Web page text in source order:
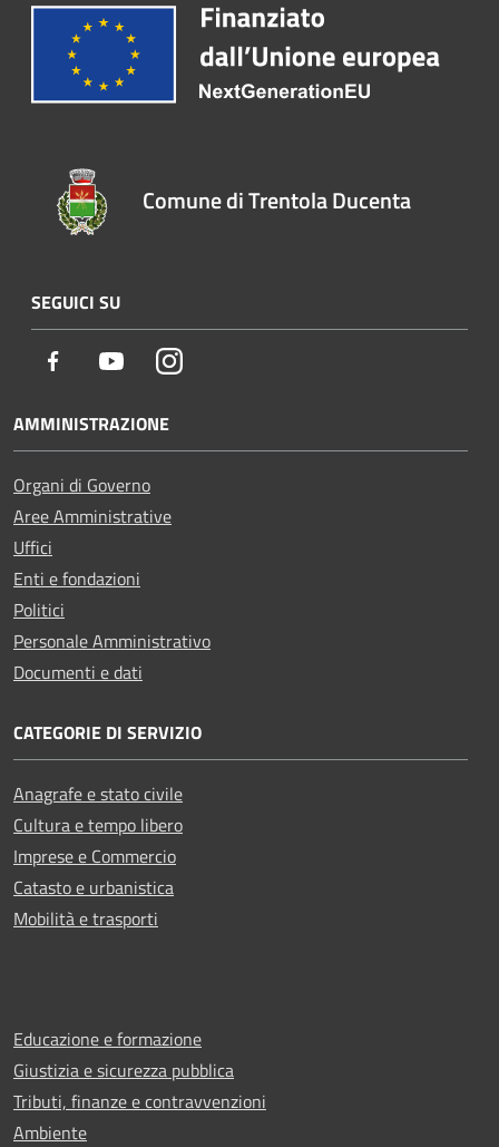
Comune di Trentola Ducenta
SEGUICI SU
Facebook YoutubeInstagram
AMMINISTRAZIONE
Organi di Governo
Aree Amministrative
Uffici
Enti e fondazioni
Politici
Personale Amministrativo
Documenti e dati
CATEGORIE DI SERVIZIO
Anagrafe e stato civile
Cultura e tempo libero
Imprese e Commercio
Catasto e urbanistica
Mobilità e trasporti
Educazione e formazione
Giustizia e sicurezza pubblica
Tributi, finanze e contravvenzioni
Ambiente